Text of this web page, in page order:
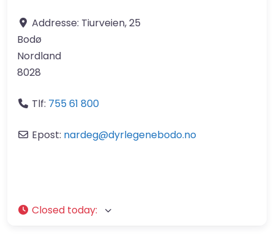
Addresse: Tiurveien, 25
Bodø
Nordland
8028
Tlf: 755 61 800
Epost: nardeg@dyrlegenebodo.no
Closed today: